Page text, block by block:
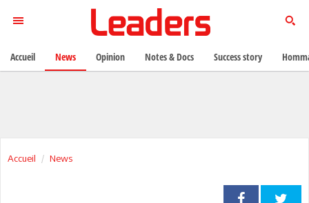
Accueil News
Accueil News Opinion Notes & Docs Success story